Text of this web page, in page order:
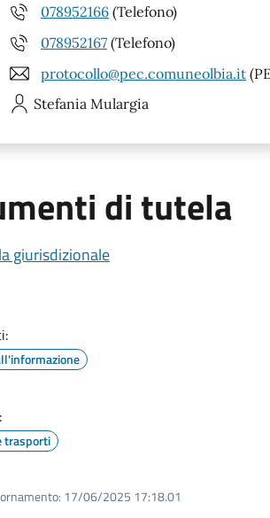
078952166 (Telefono)
078952167 (Telefono)
protocollo@pec.comuneolbia.it
Stefania Mulargia
di tutela
giurisdizionale
trasporti
17/06/2025 17:18.01